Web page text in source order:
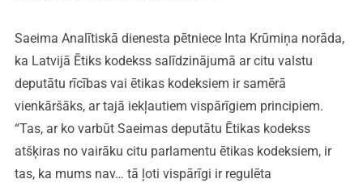
Saeima Analītiskā dienesta pētniece Inta Krūmiņa norāda,
ka Latvijā Ētiks kodekss salīdzinājumā ar citu valstu
deputātu rīcības vai ētikas kodeksiem ir samērā
vienkāršāks, ar tajā iekļautiem vispārīgiem principiem.
“Tas, ar ko varbūt Saeimas deputātu Ētikas kodekss
atšķiras no vairāku citu parlamentu ētikas kodeksiem, ir
tas, ka mums nav… tā ļoti vispārīgi ir regulēta